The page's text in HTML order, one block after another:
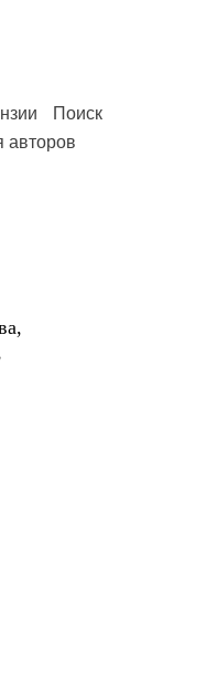
Поиск
авторов